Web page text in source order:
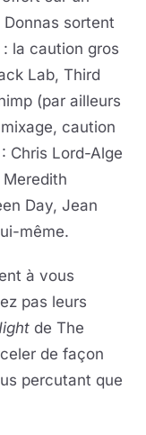
sortent
la caution gros
Lab, Third
(par ailleurs
caution
Chris Lord-Alge
Meredith
Day, Jean
même.
à vous
pas leurs
de The
de façon
percutant que